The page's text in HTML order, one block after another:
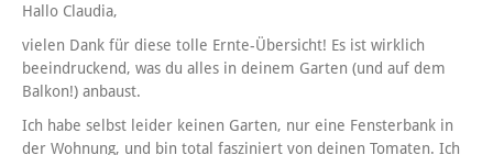
Hallo Claudia,
vielen Dank für diese tolle Ernte-Übersicht! Es ist wirklich
beeindruckend, was du alles in deinem Garten (und auf dem
Balkon!) anbaust.
Ich habe selbst leider keinen Garten, nur eine Fensterbank in
der Wohnung, und bin total fasziniert von deinen Tomaten. Ich